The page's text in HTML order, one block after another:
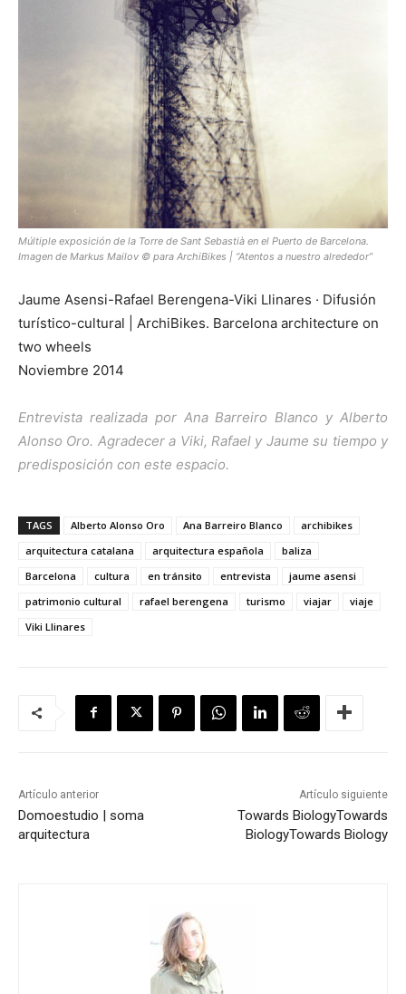
Múltiple exposición de la Torre de Sant Sebastià en el Puerto de Barcelona.
Imagen de Markus Mailov © para ArchiBikes | “Atentos a nuestro alrededor”
Jaume Asensi-Rafael Berengena-Viki Llinares · Difusión
turístico-cultural | ArchiBikes. Barcelona architecture on
two wheels
Noviembre 2014
Entrevista realizada por Ana Barreiro Blanco y Alberto
Alonso Oro. Agradecer a Viki, Rafael y Jaume su tiempo y
predisposición con este espacio.
TAGS Alberto Alonso Oro Ana Barreiro Blanco
archibikes
arquitectura catalana
arquitectura española
baliza
Barcelona
cultura en tránsito entrevista
jaume asensi
patrimonio cultural
rafael berengena turismo viajar
viaje
Viki Llinares
Artículo anterior
Domoestudio | soma
arquitectura
Artículo siguiente
Towards BiologyTowards
BiologyTowards Biology